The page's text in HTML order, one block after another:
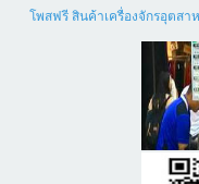
โพสฟรี สินค้าเครื่องจักรอุตส